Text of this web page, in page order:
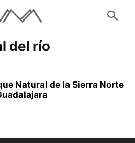
del río
Natural de la Sierra Norte